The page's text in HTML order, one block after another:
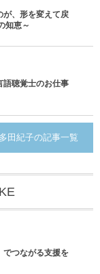
が、形を変えて戻
知恵～
語聴覚士のお仕事
多田紀子の記事一覧
でつながる支援を